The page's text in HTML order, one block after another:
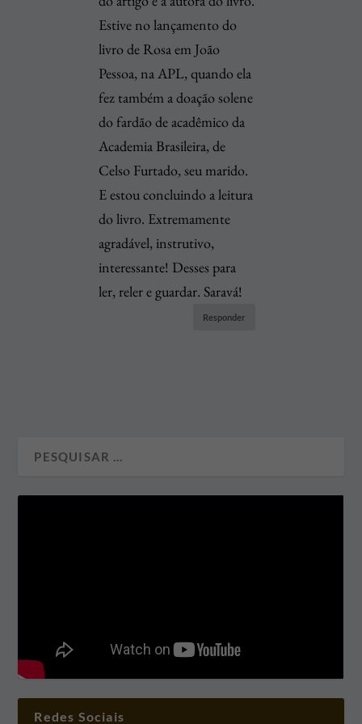
Estive no lançamento do
livro de Rosa em João
Pessoa, na APL, quando ela
fez também a doação solene
do fardão de acadêmico da
Academia Brasileira, de
Celso Furtado, seu marido.
E estou concluindo a leitura
do livro. Extremamente
agradável, instrutivo,
interessante! Desses para
ler, reler e guardar. Saravá!
Responder
Redes Sociais